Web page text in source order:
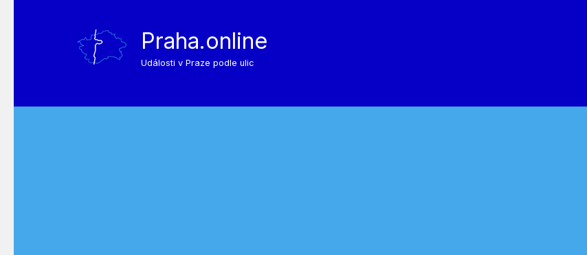
Praha.online
Události v Praze podle ulic